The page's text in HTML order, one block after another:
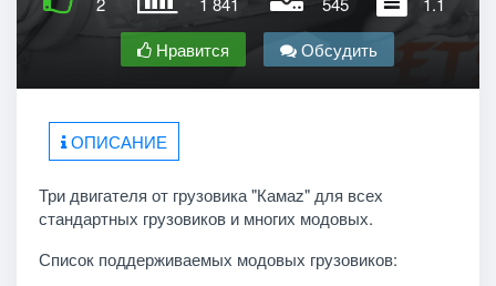
Нравится
Обсудить
ОПИСАНИЕ
Три двигателя от грузовика "Камаz" для всех
стандартных грузовиков и многих модовых.
Список поддерживаемых модовых грузовиков: